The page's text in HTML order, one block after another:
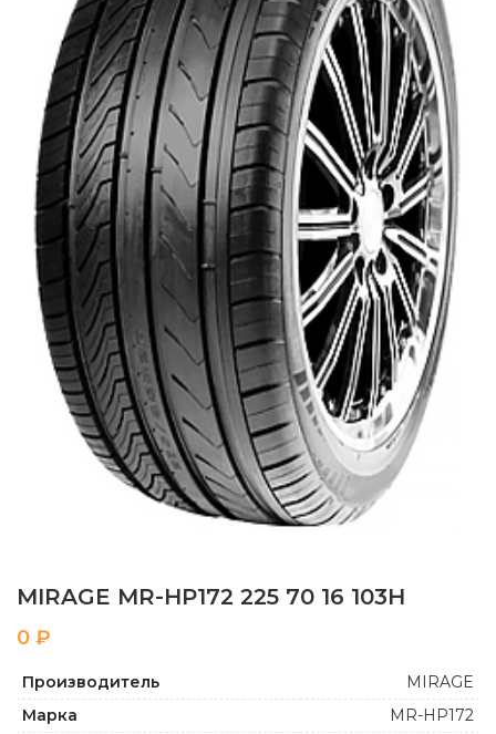
MIRAGE MR-HP172 225 70 16 103H
₽
Производитель
MIRAGE
Марка
MR-HP172